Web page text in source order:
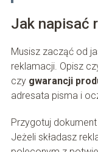
Jak napisać
Musisz zacząć od
reklamacji. Opisz
czy gwarancji
adresata pisma i
Przygotuj
Jeżeli składasz